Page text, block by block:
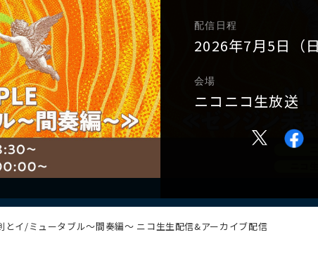
配信日程
2026年7月5日（
会場
ニコニコ生放送
とイ/ミュータブル〜間奏編〜 ニコ生生配信&アーカイブ配信